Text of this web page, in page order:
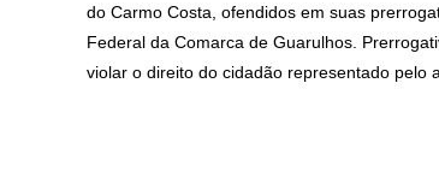
do Carmo Costa, ofendidos em suas
Federal da Comarca de Guarulhos.
violar o direito do cidadão representado pelo